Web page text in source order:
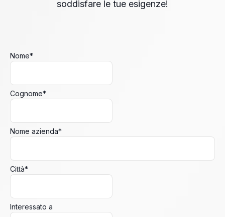
soddisfare le tue esigenze!
Nome*
Cognome*
Nome azienda*
Città*
Interessato a